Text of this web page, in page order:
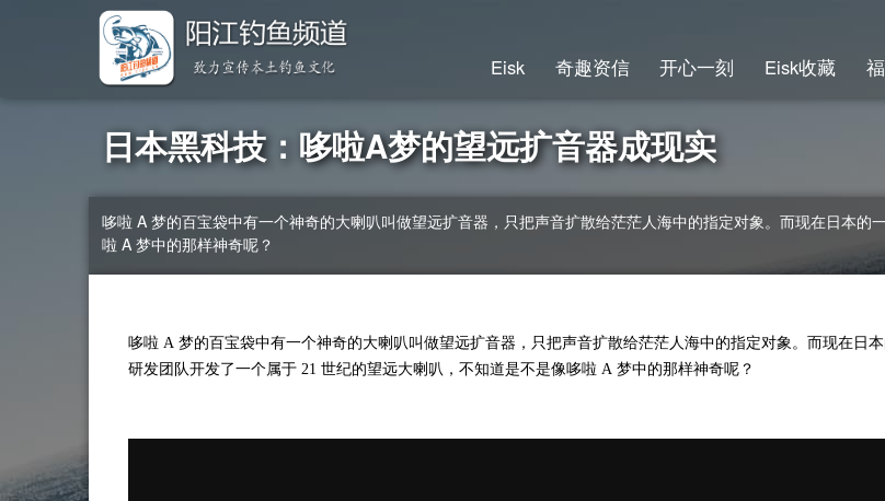
Eisk 奇趣资信 开心一刻 Eisk收藏
日本黑科技：哆啦A梦的望远扩音器成现实
哆啦 A 梦的百宝袋中有一个神奇的大喇叭叫做望远扩音器，只把声音扩散给茫茫人海中的指定对象。而现在日本
啦 A 梦中的那样神奇呢？
哆啦 A 梦的百宝袋中有一个神奇的大喇叭叫做望远扩音器，只把声音扩散给茫茫人海中的指定对象。而现在日
研发团队开发了一个属于 21 世纪的望远大喇叭，不知道是不是像哆啦 A 梦中的那样神奇呢？